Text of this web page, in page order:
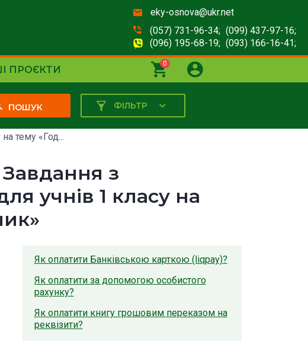
eky-osnova@ukr.net
(057) 731-96-34; (099) 437-97-16;
(096) 195-68-19; (093) 166-16-41;
ПРОЄКТИ
0
ПОШУК ФІЛЬТР
тему «Год...
Завдання з
учнів 1 класу на
Як оплатити Банківською карткою (liqpay)?
Як оплатити за допомогою особистого
рахунку?
Як оплатити книгу грошовим переказом на
реквізити?